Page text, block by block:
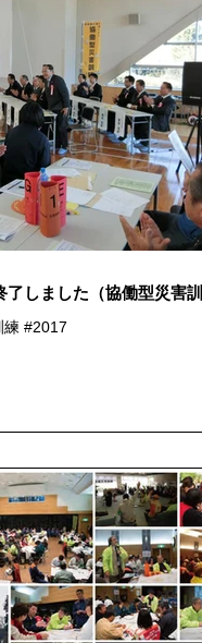
了しました（協働型災害訓
練 #2017